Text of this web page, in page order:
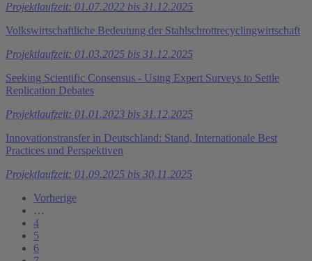
Projektlaufzeit: 01.07.2022 bis 31.12.2025
Volkswirtschaftliche Bedeutung der Stahlschrottrecyclingwirtschaft
Projektlaufzeit: 01.03.2025 bis 31.12.2025
Seeking Scientific Consensus - Using Expert Surveys to Settle
Replication Debates
Projektlaufzeit: 01.01.2023 bis 31.12.2025
Innovationstransfer in Deutschland: Stand, Internationale Best
Practices und Perspektiven
Projektlaufzeit: 01.09.2025 bis 30.11.2025
Vorherige
…
4
5
6